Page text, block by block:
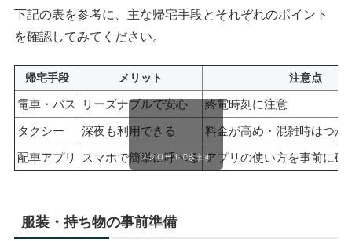
下記の表を参考に、主な帰宅手段とそれぞれのポイント
を確認してみてください。
帰宅手段 メリット 注意点
電車・バス リーズナブルで安心
終電時刻に注意
タクシー
深夜も利用できる
料金が高め・混雑時はつか
配車アプリ
スマホで簡単に呼べる アプリの使い方を事前に確
スクロールできます
服装・持ち物の事前準備